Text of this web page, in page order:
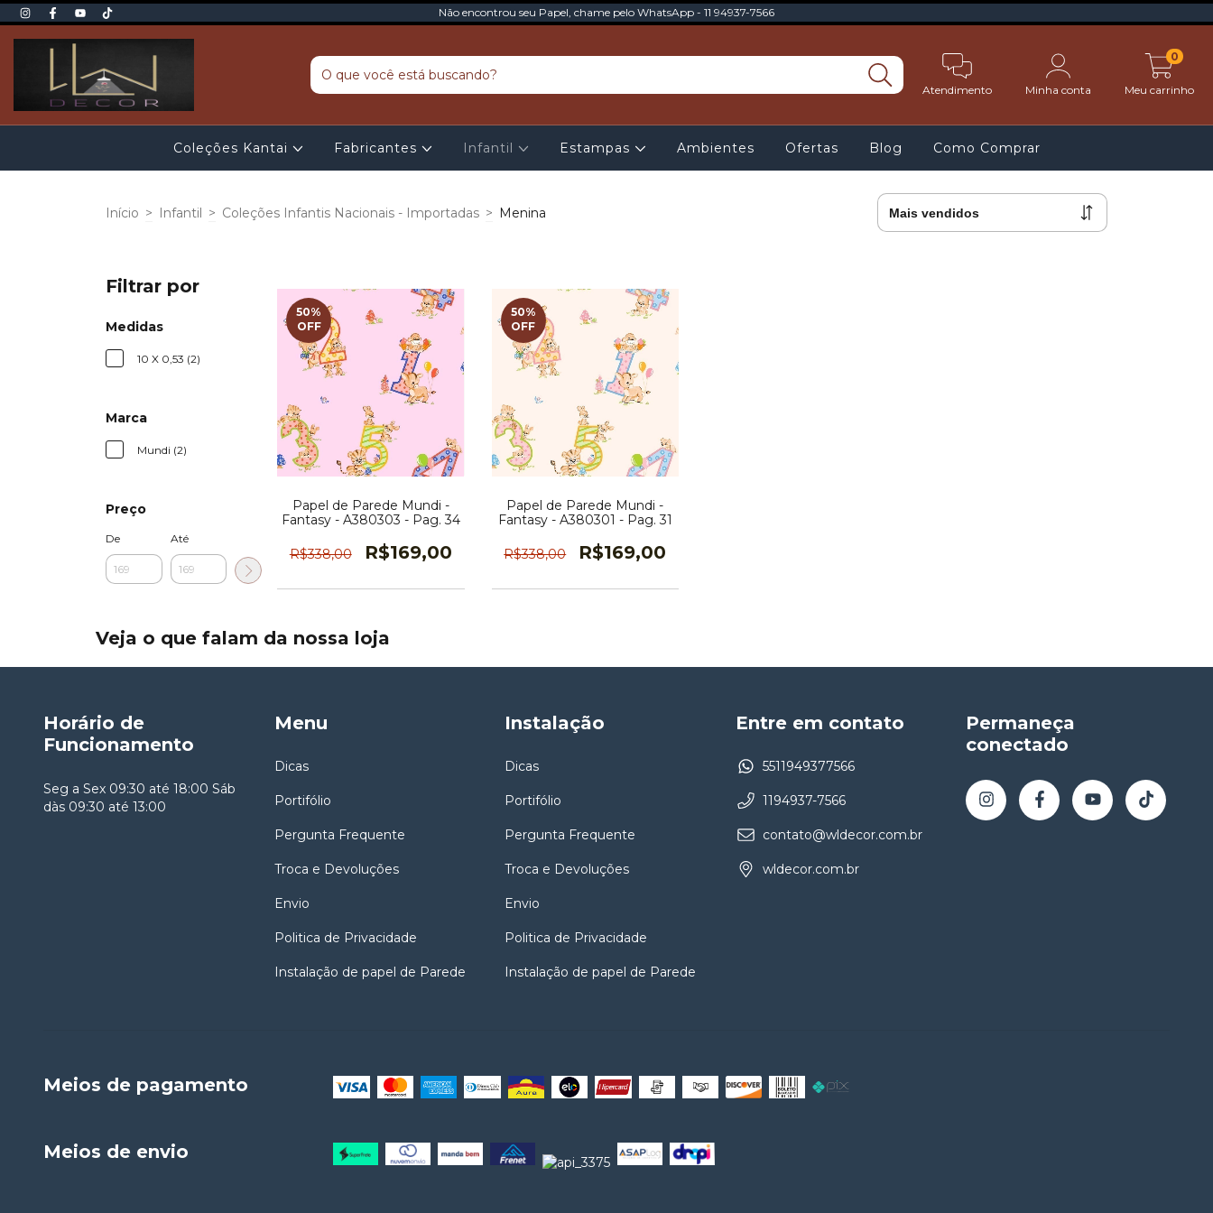
Não encontrou seu Papel, chame pelo WhatsApp - 11 94937-7566
Atendimento Minha conta Meu carrinho
0
Coleções Kantai Fabricantes Infantil Estampas Ambientes Ofertas Blog Como Comprar
Início > Infantil > Coleções Infantis Nacionais - Importadas > Menina
Filtrar por
Medidas
10 X 0,53 (2)
Marca
Mundi (2)
Preço
De Até
50%
OFF
Papel de Parede Mundi -
Fantasy - A380303 - Pag. 34
R$338,00 R$169,00
50%
OFF
Papel de Parede Mundi -
Fantasy - A380301 - Pag. 31
R$338,00 R$169,00
Veja o que falam da nossa loja
Horário de
Funcionamento
Seg a Sex 09:30 até 18:00 Sáb
dàs 09:30 até 13:00
Menu
Dicas
Portifólio
Pergunta Frequente
Troca e Devoluções
Envio
Politica de Privacidade
Instalação de papel de Parede
Instalação
Dicas
Portifólio
Pergunta Frequente
Troca e Devoluções
Envio
Politica de Privacidade
Instalação de papel de Parede
Entre em contato
5511949377566
1194937-7566
contato@wldecor.com.br
wldecor.com.br
Permaneça
conectado
Meios de pagamento
Meios de envio